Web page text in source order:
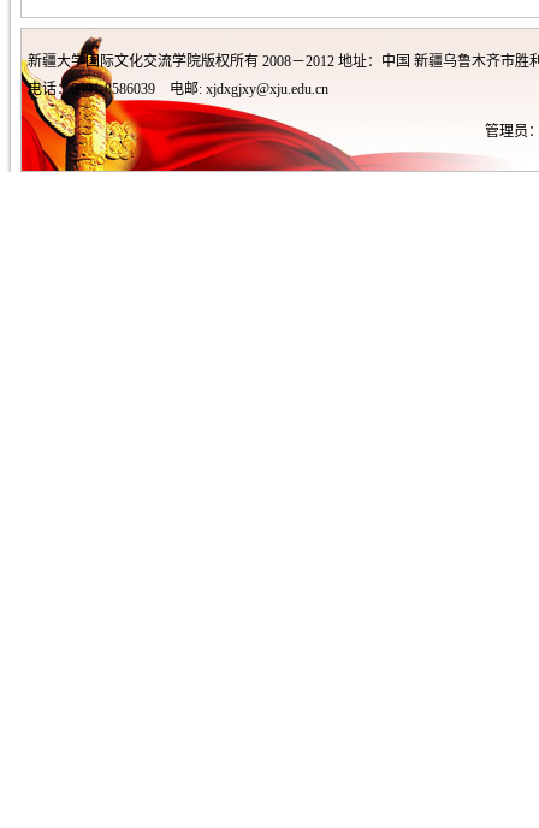
新疆大学国际文化交流学院版权所有 2008－2012 地址：中国 新疆乌鲁木齐市胜
电话：0991-8586039 电邮: xjdxgjxy@xju.edu.cn
管理员